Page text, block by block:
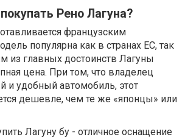
Рено Лагуна?
французским
популярна как в странах ЕС, так
из главных достоинств Лагуны
цена. При том, что владелец
и удобный автомобиль, этот
дешевле, чем те же «японцы» или
Лагуну бу - отличное оснащение